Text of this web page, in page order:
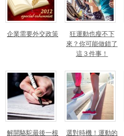
企業需要外交政策
狂運動也瘦不下
來？你可能做錯了
這３件事！
解開駱駝最後一根 選對時機！運動的